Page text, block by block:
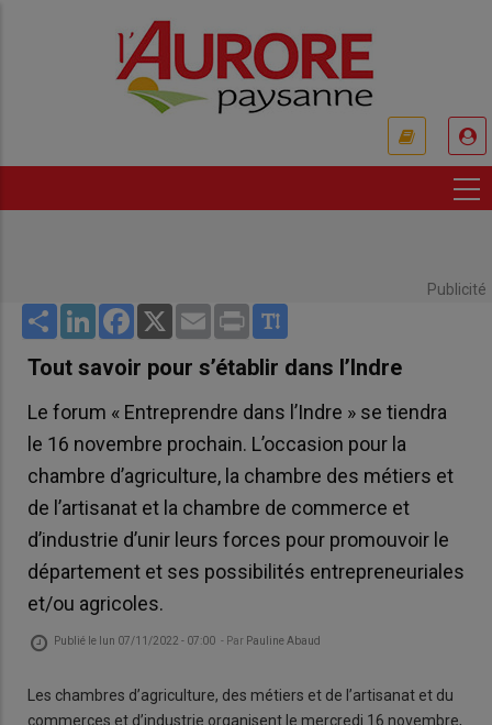
Publicité
Share LinkedInFacebook
X Email Print
Tout savoir pour s’établir dans l’Indre
Le forum « Entreprendre dans l’Indre » se tiendra
le 16 novembre prochain. L’occasion pour la
chambre d’agriculture, la chambre des métiers et
de l’artisanat et la chambre de commerce et
d’industrie d’unir leurs forces pour promouvoir le
département et ses possibilités entrepreneuriales
et/ou agricoles.
Publié le lun 07/11/2022 - 07:00 - Par Pauline Abaud
Les chambres d’agriculture, des métiers et de l’artisanat et du
commerces et d’industrie organisent le mercredi 16 novembre,